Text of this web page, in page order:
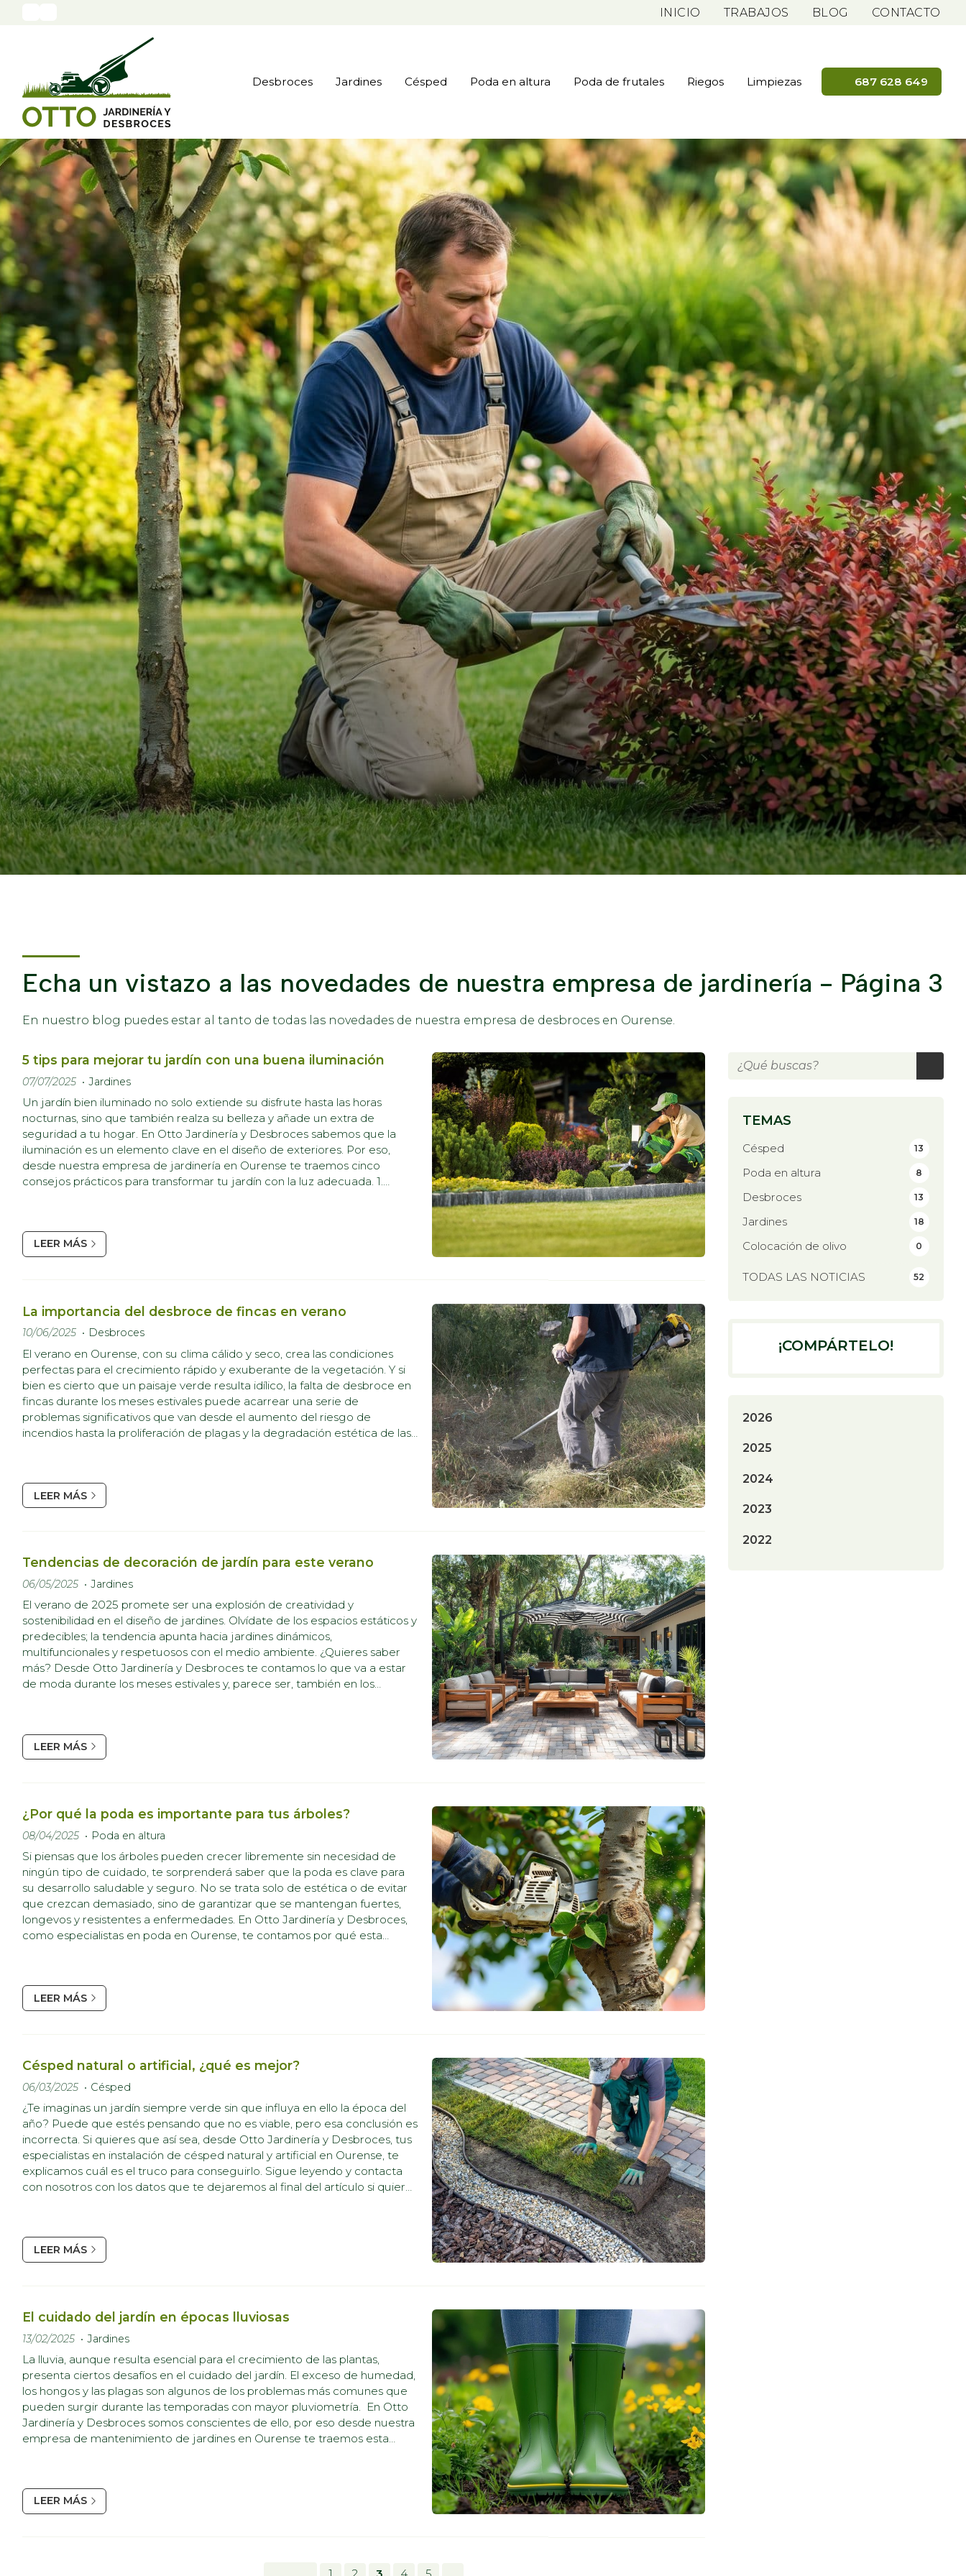
INICIO TRABAJOS BLOG CONTACTO
Desbroces Jardines Césped Poda en altura Poda de frutales Riegos Limpiezas 687 628 649
Echa un vistazo a las novedades de nuestra empresa de jardinería - Página 3
En nuestro blog puedes estar al tanto de todas las novedades de nuestra empresa de desbroces en Ourense.
TEMAS
TODAS LAS NOTICIAS 52
Césped 13
Poda en altura 8
Desbroces 13
Jardines 18
Colocación de olivo 0
5 tips para mejorar tu jardín con una buena iluminación
07/07/2025 Jardines
Un jardín bien iluminado no solo extiende su disfrute hasta las horas
nocturnas, sino que también realza su belleza y añade un extra de
seguridad a tu hogar. En Otto Jardinería y Desbroces sabemos que la
iluminación es un elemento clave en el diseño de exteriores. Por eso,
desde nuestra empresa de jardinería en Ourense te traemos cinco
consejos prácticos para transformar tu jardín con la luz adecuada. 1.
LEER MÁS
La importancia del desbroce de fincas en verano
10/06/2025 Desbroces
El verano en Ourense, con su clima cálido y seco, crea las condiciones
perfectas para el crecimiento rápido y exuberante de la vegetación. Y si
bien es cierto que un paisaje verde resulta idílico, la falta de desbroce en
fincas durante los meses estivales puede acarrear una serie de
problemas significativos que van desde el aumento del riesgo de
incendios hasta la proliferación de plagas y la degradación estética de las
LEER MÁS
Tendencias de decoración de jardín para este verano
06/05/2025 Jardines
El verano de 2025 promete ser una explosión de creatividad y
sostenibilidad en el diseño de jardines. Olvídate de los espacios estáticos y
predecibles; la tendencia apunta hacia jardines dinámicos,
multifuncionales y respetuosos con el medio ambiente. ¿Quieres saber
más? Desde Otto Jardinería y Desbroces te contamos lo que va a estar
de moda durante los meses estivales y, parece ser, también en los
LEER MÁS
¿Por qué la poda es importante para tus árboles?
08/04/2025 Poda en altura
Si piensas que los árboles pueden crecer libremente sin necesidad de
ningún tipo de cuidado, te sorprenderá saber que la poda es clave para
su desarrollo saludable y seguro. No se trata solo de estética o de evitar
que crezcan demasiado, sino de garantizar que se mantengan fuertes,
longevos y resistentes a enfermedades. En Otto Jardinería y Desbroces,
como especialistas en poda en Ourense, te contamos por qué esta
LEER MÁS
Césped natural o artificial, ¿qué es mejor?
06/03/2025 Césped
¿Te imaginas un jardín siempre verde sin que influya en ello la época del
año? Puede que estés pensando que no es viable, pero esa conclusión es
incorrecta. Si quieres que así sea, desde Otto Jardinería y Desbroces, tus
especialistas en instalación de césped natural y artificial en Ourense, te
explicamos cuál es el truco para conseguirlo. Sigue leyendo y contacta
con nosotros con los datos que te dejaremos al final del artículo si quieres
LEER MÁS
El cuidado del jardín en épocas lluviosas
13/02/2025 Jardines
La lluvia, aunque resulta esencial para el crecimiento de las plantas,
presenta ciertos desafíos en el cuidado del jardín. El exceso de humedad,
los hongos y las plagas son algunos de los problemas más comunes que
pueden surgir durante las temporadas con mayor pluviometría. En Otto
Jardinería y Desbroces somos conscientes de ello, por eso desde nuestra
empresa de mantenimiento de jardines en Ourense te traemos esta
LEER MÁS
1 2 3 4 5
¡COMPÁRTELO!
2026
2025
2024
2023
2022